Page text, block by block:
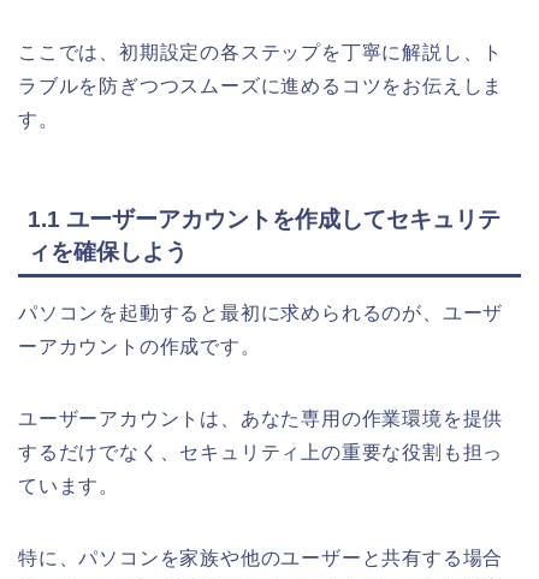
ここでは、初期設定の各ステップを丁寧に解説し、ト
ラブルを防ぎつつスムーズに進めるコツをお伝えしま
す。
1.1 ユーザーアカウントを作成してセキュリテ
ィを確保しよう
パソコンを起動すると最初に求められるのが、ユーザ
ーアカウントの作成です。
ユーザーアカウントは、あなた専用の作業環境を提供
するだけでなく、セキュリティ上の重要な役割も担っ
ています。
特に、パソコンを家族や他のユーザーと共有する場合